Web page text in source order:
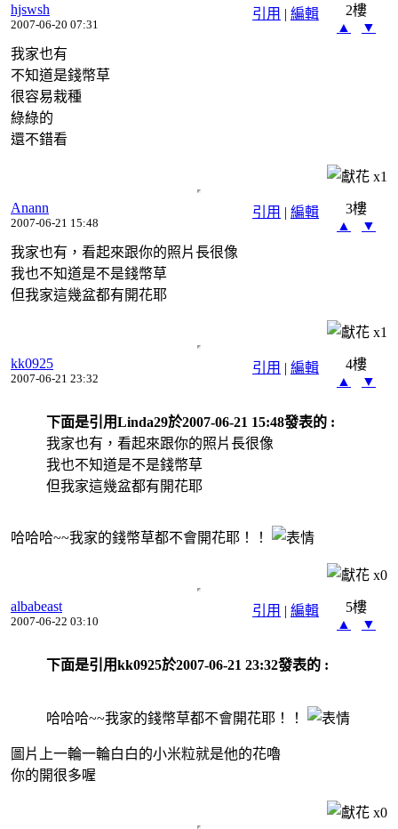
引用 | 編輯
hjswsh
2007-06-20 07:31
2樓
▲
▼
我家也有
不知道是錢幣草
很容易栽種
綠綠的
還不錯看
x1
引用 | 編輯
Anann
2007-06-21 15:48
3樓
▲
▼
我家也有，看起來跟你的照片長很像
我也不知道是不是錢幣草
但我家這幾盆都有開花耶
x1
引用 | 編輯
kk0925
2007-06-21 23:32
4樓
▲
▼
下面是引用Linda29於2007-06-21 15:48發表的 :
我家也有，看起來跟你的照片長很像
我也不知道是不是錢幣草
但我家這幾盆都有開花耶
哈哈哈~~我家的錢幣草都不會開花耶！！
x0
引用 | 編輯
albabeast
2007-06-22 03:10
5樓
▲
▼
下面是引用kk0925於2007-06-21 23:32發表的 :
哈哈哈~~我家的錢幣草都不會開花耶！！
圖片上一輪一輪白白的小米粒就是他的花嚕
你的開很多喔
x0